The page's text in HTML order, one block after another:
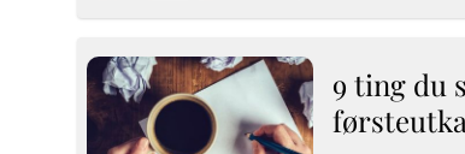
9 ting du